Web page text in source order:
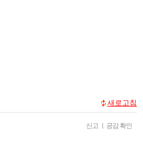
새로고침
신고 | 공감 확인